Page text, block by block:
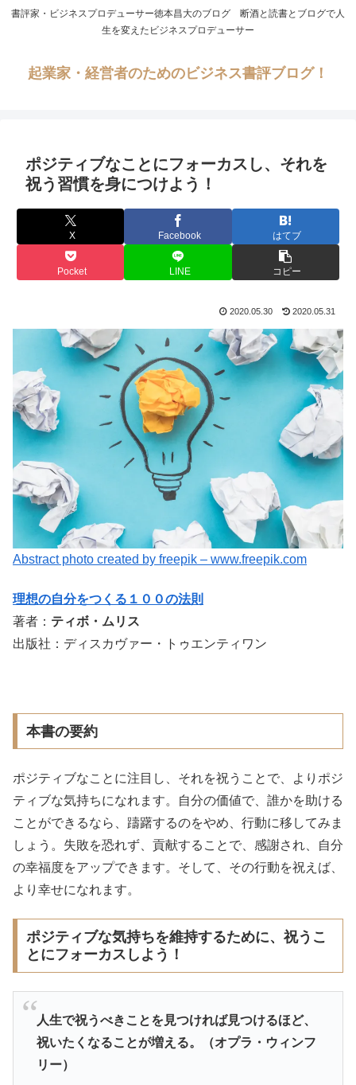
書評家・ビジネスプロデューサー徳本昌大のブログ 断酒と読書とブログで人
生を変えたビジネスプロデューサー
起業家・経営者のためのビジネス書評ブログ！
ポジティブなことにフォーカスし、それを
祝う習慣を身につけよう！
X Facebook はてブ
Pocket LINE コピー
2020.05.30 2020.05.31
Abstract photo created by freepik – www.freepik.com
理想の自分をつくる１００の法則
著者： ティボ・ムリス
出版社：ディスカヴァー・トゥエンティワン
本書の要約
ポジティブなことに注目し、それを祝うことで、よりポジ
ティブな気持ちになれます。自分の価値で、誰かを助ける
ことができるなら、躊躇するのをやめ、行動に移してみま
しょう。失敗を恐れず、貢献することで、感謝され、自分
の幸福度をアップできます。そして、その行動を祝えば、
より幸せになれます。
ポジティブな気持ちを維持するために、祝うこ
とにフォーカスしよう！
人生で祝うべきことを見つければ見つけるほど、
祝いたくなることが増える。（オプラ・ウィンフ
リー）